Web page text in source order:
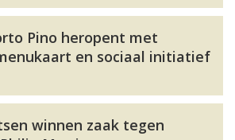
Pino heropent met
en sociaal initiatief
winnen zaak tegen